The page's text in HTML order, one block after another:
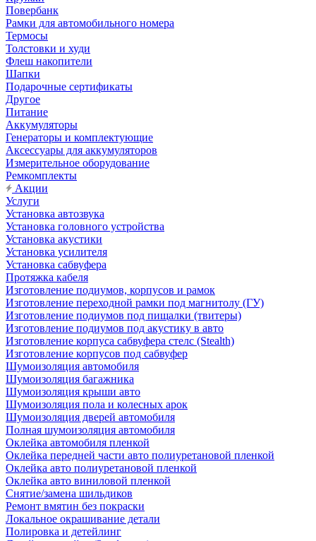
Повербанк
Рамки для автомобильного номера
Термосы
Толстовки и худи
Флеш накопители
Шапки
Подарочные сертификаты
Другое
Питание
Аккумуляторы
Генераторы и комплектующие
Аксессуары для аккумуляторов
Измерительное оборудование
Ремкомплекты
Акции
Услуги
Установка автозвука
Установка головного устройства
Установка акустики
Установка усилителя
Установка сабвуфера
Протяжка кабеля
Изготовление подиумов, корпусов и рамок
Изготовление переходной рамки под магнитолу (ГУ)
Изготовление подиумов под пищалки (твитеры)
Изготовление подиумов под акустику в авто
Изготовление корпуса сабвуфера стелс (Stealth)
Изготовление корпусов под сабвуфер
Шумоизоляция автомобиля
Шумоизоляция багажника
Шумоизоляция крыши авто
Шумоизоляция пола и колесных арок
Шумоизоляция дверей автомобиля
Полная шумоизоляция автомобиля
Оклейка автомобиля пленкой
Оклейка передней части авто полиуретановой пленкой
Оклейка авто полиуретановой пленкой
Оклейка авто виниловой пленкой
Снятие/замена шильдиков
Ремонт вмятин без покраски
Локальное окрашивание детали
Полировка и детейлинг